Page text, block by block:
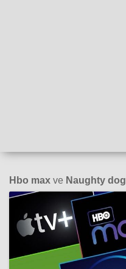
Hbo max ve Naughty dog